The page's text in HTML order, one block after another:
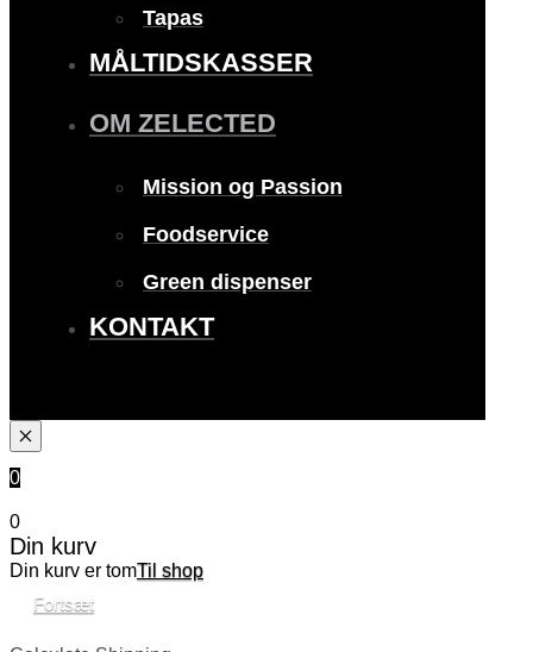
Tapas
MÅLTIDSKASSER
OM ZELECTED
Mission og Passion
Foodservice
Green dispenser
KONTAKT
0
0
Din kurv
Din kurv er tomTil shop
Fortsæt